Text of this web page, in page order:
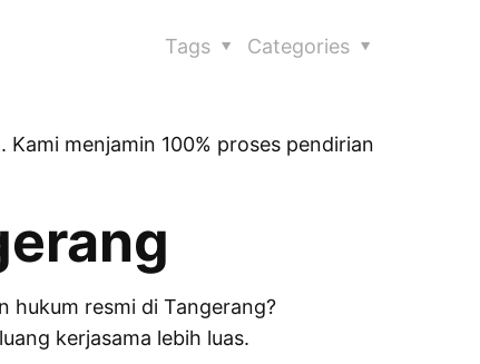
Categories
Tags
menjamin 100% proses pendirian
hukum resmi di Tangerang?
kerjasama lebih luas.